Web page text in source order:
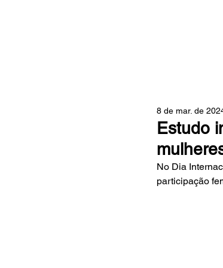
Estudo
8 de mar. de
No Dia
participação